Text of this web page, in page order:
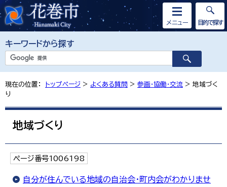
キーワードから探す
メニュー 目的で探す
現在の位置： トップページ > よくある質問 > 参画・協働・交流 > 地域づく
り
地域づくり
ページ番号1006198
自分が住んでいる地域の自治会・町内会がわかりませ